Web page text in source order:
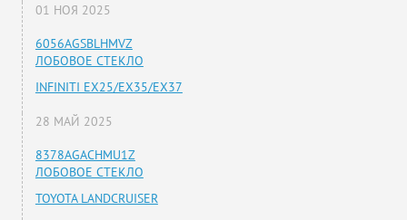
01 НОЯ 2025
6056AGSBLHMVZ
ЛОБОВОЕ СТЕКЛО
INFINITI EX25/EX35/EX37
28 МАЙ 2025
8378AGACHMU1Z
ЛОБОВОЕ СТЕКЛО
TOYOTA LANDCRUISER